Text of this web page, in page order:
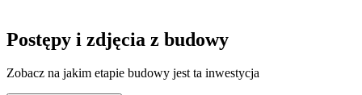
Postępy i zdjęcia z budowy
Zobacz na jakim etapie budowy jest ta inwestycja